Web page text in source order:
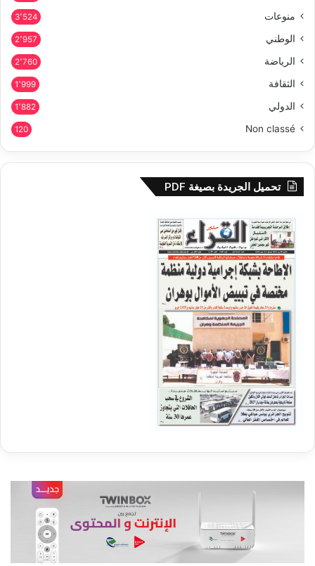
منوعات 3٬524
الوطني 2٬957
الرياضة 2٬760
الثقافة 1٬999
الدولي 1٬882
Non classé
120
تحميل الجريدة بصيغة PDF